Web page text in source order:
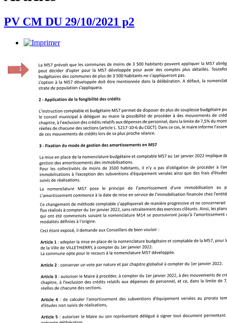
PV CM DU 29/10/2021 p2